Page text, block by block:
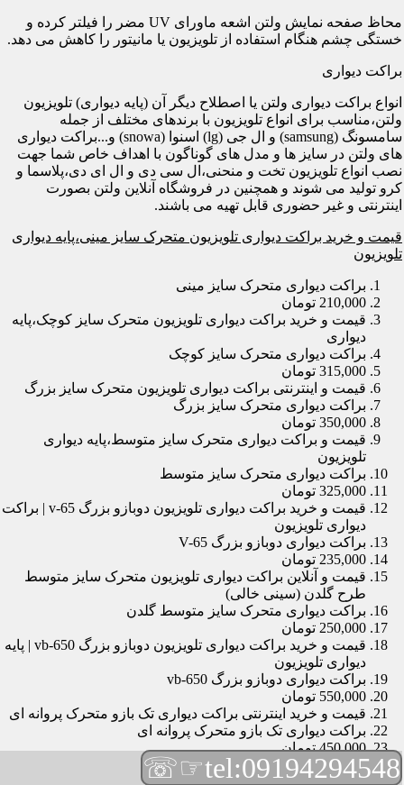
محاظ صفحه نمایش ولتن اشعه ماورای UV مضر را فیلتر کرده و
خستگی چشم هنگام استفاده از تلویزیون یا مانیتور را کاهش می دهد.
براکت دیواری
انواع براکت دیواری ولتن یا اصطلاح دیگر آن (پایه دیواری) تلویزیون
ولتن،مناسب برای انواع تلویزیون با برندهای مختلف از جمله
سامسونگ (samsung) و ال جی (lg) اسنوا (snowa) و...براکت دیواری
های ولتن در سایز ها و مدل های گوناگون با اهداف خاص شما جهت
نصب انواع تلویزیون تخت و منحنی،ال سی دی و ال ای دی،پلاسما و
کرو تولید می شوند و همچنین در فروشگاه آنلاین ولتن بصورت
اینترنتی و غیر حضوری قابل تهیه می باشند.
قیمت و خرید براکت دیواری تلویزیون متحرک سایز مینی،پایه دیواری
تلویزیون
براکت دیواری متحرک سایز مینی
210,000 تومان
قیمت و خرید براکت دیواری تلویزیون متحرک سایز کوچک،پایه
دیواری
براکت دیواری متحرک سایز کوچک
315,000 تومان
قیمت و اینترنتی براکت دیواری تلویزیون متحرک سایز بزرگ
براکت دیواری متحرک سایز بزرگ
350,000 تومان
قیمت و براکت دیواری متحرک سایز متوسط،پایه دیواری
تلویزیون
براکت دیواری متحرک سایز متوسط
325,000 تومان
قیمت و خرید براکت دیواری تلویزیون دوبازو بزرگ v-65 | براکت
دیواری تلویزیون
براکت دیواری دوبازو بزرگ V-65
235,000 تومان
قیمت و آنلاین براکت دیواری تلویزیون متحرک سایز متوسط
طرح گلدن (سینی خالی)
براکت دیواری متحرک سایز متوسط گلدن
250,000 تومان
قیمت و خرید براکت دیواری تلویزیون دوبازو بزرگ vb-650 | پایه
دیواری تلویزیون
براکت دیواری دوبازو بزرگ vb-650
550,000 تومان
قیمت و خرید اینترنتی براکت دیواری تک بازو متحرک پروانه ای
براکت دیواری تک بازو متحرک پروانه ای
450,000 تومان
قیمت و براکت دیواری تلویزیون مچی | براکت دیواری تلویزیون
tel:09194294548
☞☏